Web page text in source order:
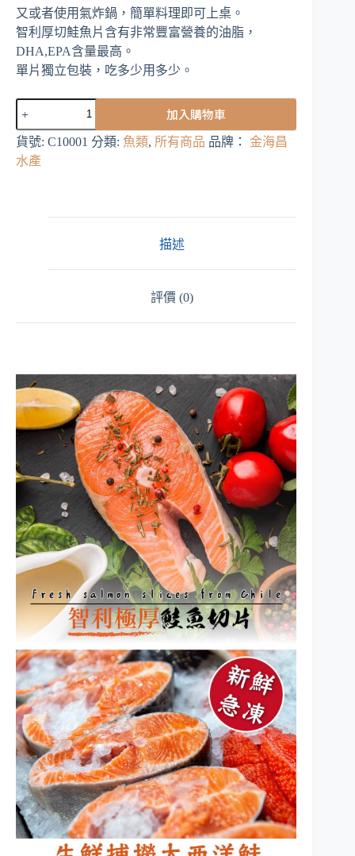
價
格：
NT$ 289。
價
格：
NT$ 145。
又或者使用氣炸鍋，簡單料理即可上桌。
智利厚切鮭魚片含有非常豐富營養的油脂，
DHA,EPA含量最高。
單片獨立包裝，吃多少用多少。
厚
切
加入購物車
貨號: C10001 分類: 魚類, 所有商品 品牌： 金海昌
水產
描述
評價 (0)